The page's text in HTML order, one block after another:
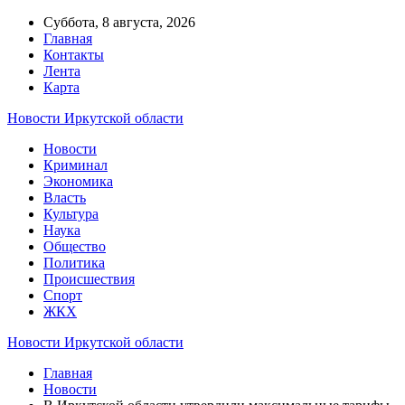
Суббота, 8 августа, 2026
Главная
Контакты
Лента
Карта
Новости Иркутской области
Новости
Криминал
Экономика
Власть
Культура
Наука
Общество
Политика
Происшествия
Спорт
ЖКХ
Новости Иркутской области
Главная
Новости